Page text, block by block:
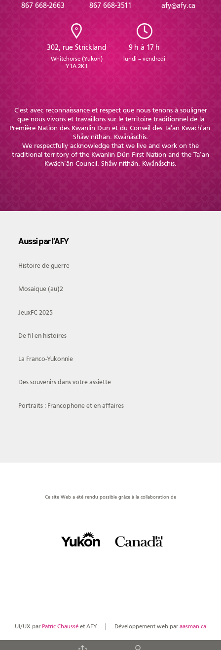
867 668-2663 867 668-3511 afy@afy.ca
302, rue Strickland
Whitehorse (Yukon)
Y1A 2K1
9 h à 17 h
lundi – vendredi
C'est avec reconnaissance et respect que nous tenons à souligner
que nous vivons et travaillons sur le territoire traditionnel de la
Première Nation des Kwanlin Dün et du Conseil des Ta'an Kwäch'än.
Shä̀w níthän. Kwä̀nä̀schis.
We respectfully acknowledge that we live and work on the
traditional territory of the Kwanlin Dün First Nation and the Ta’an
Kwäch’än Council. Shä̀w níthän. Kwä̀nä̀schis.
Aussi par l’AFY
Histoire de guerre
Mosaique (au)2
JeuxFC 2025
De fil en histoires
La Franco-Yukonnie
Des souvenirs dans votre assiette
Portraits : Francophone et en affaires
Ce site Web a été rendu possible grâce à la collaboration de
UI/UX par Patric Chausséet AFY Développement web paraasman.ca